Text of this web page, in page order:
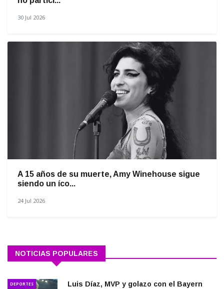
30 Jul 2026
A 15 años de su muerte, Amy Winehouse sigue
siendo un íco...
24 Jul 2026
NOTICIAS POPULARES
DEPORTES
Luis Díaz, MVP y golazo con el Bayern